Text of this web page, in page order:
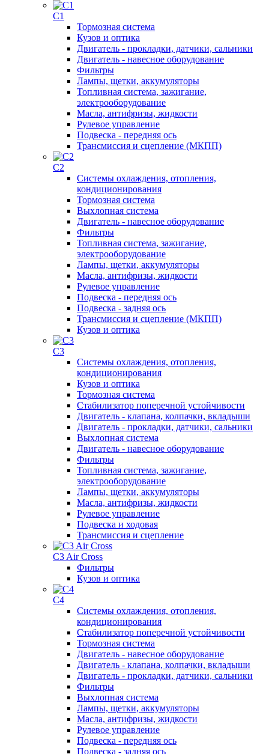
C1
Тормозная система
Кузов и оптика
Двигатель - прокладки, датчики, сальники
Двигатель - навесное оборудование
Фильтры
Лампы, щетки, аккумуляторы
Топливная система, зажигание,
электрооборудование
Масла, антифризы, жидкости
Рулевое управление
Подвеска - передняя ось
Трансмиссия и сцепление (МКПП)
C2
Системы охлаждения, отопления,
кондиционирования
Тормозная система
Выхлопная система
Двигатель - навесное оборудование
Фильтры
Топливная система, зажигание,
электрооборудование
Лампы, щетки, аккумуляторы
Масла, антифризы, жидкости
Рулевое управление
Подвеска - передняя ось
Подвеска - задняя ось
Трансмиссия и сцепление (МКПП)
Кузов и оптика
C3
Системы охлаждения, отопления,
кондиционирования
Кузов и оптика
Тормозная система
Стабилизатор поперечной устойчивости
Двигатель - клапана, колпачки, вкладыши
Двигатель - прокладки, датчики, сальники
Выхлопная система
Двигатель - навесное оборудование
Фильтры
Топливная система, зажигание,
электрооборудование
Лампы, щетки, аккумуляторы
Масла, антифризы, жидкости
Рулевое управление
Подвеска и ходовая
Трансмиссия и сцепление
C3 Air Cross
Фильтры
Кузов и оптика
C4
Системы охлаждения, отопления,
кондиционирования
Стабилизатор поперечной устойчивости
Тормозная система
Двигатель - навесное оборудование
Двигатель - клапана, колпачки, вкладыши
Двигатель - прокладки, датчики, сальники
Фильтры
Выхлопная система
Лампы, щетки, аккумуляторы
Масла, антифризы, жидкости
Рулевое управление
Подвеска - передняя ось
Подвеска - задняя ось